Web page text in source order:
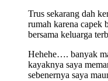
Trus sekarang dah
rumah karena capek
bersama keluarga
Hehehe…. banyak
kayaknya saya
sebenernya saya